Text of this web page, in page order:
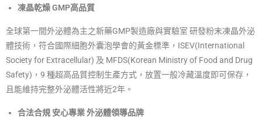
凍晶乾燥 GMP高品質
全球第一間外泌體為主之新藥GMP製造廠與實驗室 研發粉末凍晶外泌
體技術，符合國際細胞外囊泡學會的黃金標準，ISEV(International
Society for Extracellular) 及 MFDS(Korean Ministry of Food and Drug
Safety)，9 種超高品質控制生產方式，放置一般冷藏溫度即可保存，
且能維持完整外泌體活性將近2年。
合法合規 安心專業 外泌體領導品牌